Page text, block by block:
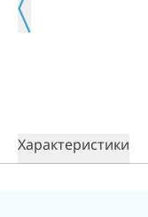
Характеристики